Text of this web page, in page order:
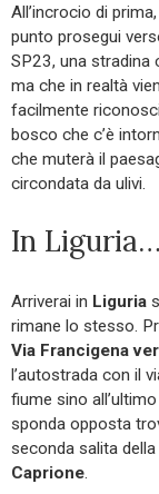
All’incrocio di
punto prosegui
SP23, una stradina
ma che in realtà
facilmente
bosco che c’è
che muterà il
circondata da ulivi.
In
Arriverai in Liguria
rimane lo stesso.
Via Francigena
l’autostrada con il
fiume sino
sponda opposta
seconda salita
Caprione.